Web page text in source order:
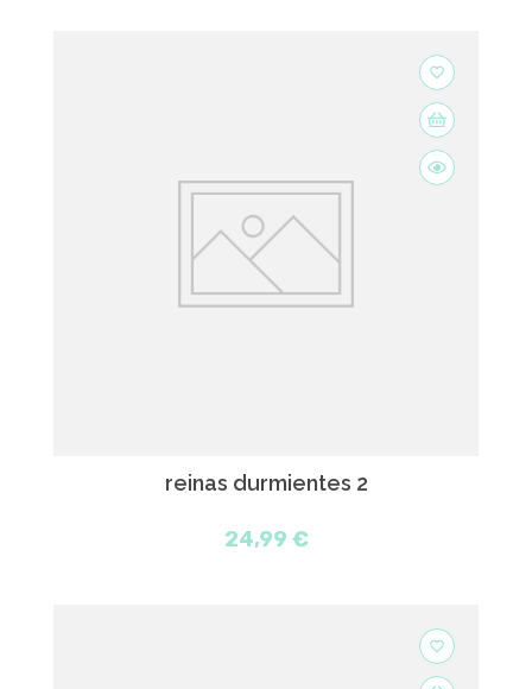
favorite_border
reinas durmientes 2
24,99 €
favorite_border